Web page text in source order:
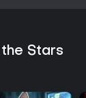
Stars